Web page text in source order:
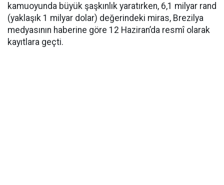
kamuoyunda büyük şaşkınlık yaratırken, 6,1 milyar rand
(yaklaşık 1 milyar dolar) değerindeki miras, Brezilya
medyasının haberine göre 12 Haziran’da resmî olarak
kayıtlara geçti.